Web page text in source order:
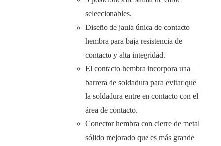
seleccionables.
Diseño de jaula única de contacto
hembra para baja resistencia de
contacto y alta integridad.
El contacto hembra incorpora una
barrera de soldadura para evitar que
la soldadura entre en contacto con el
área de contacto.
Conector hembra con cierre de metal
sólido mejorado que es más grande